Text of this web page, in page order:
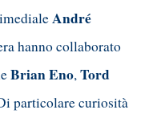
André
hanno collaborato
Brian Eno, Tord
particolare curiosità